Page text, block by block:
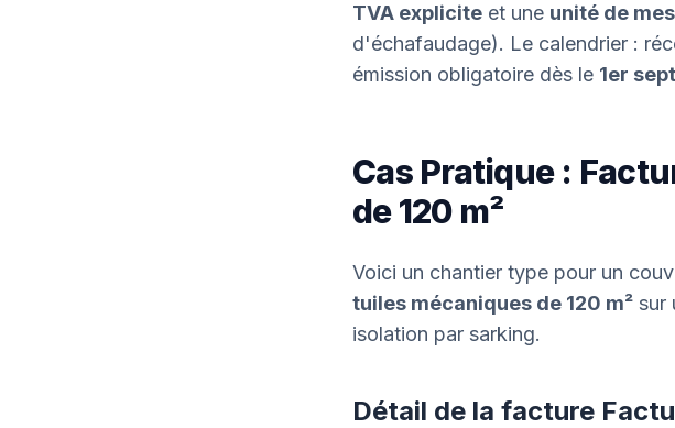
TVA explicite et une unité de
d'échafaudage). Le calendrier :
émission obligatoire dès le 1er
Cas Pratique :
de 120 m²
Voici un chantier type pour un
tuiles mécaniques de 120 m² sur
isolation par sarking.
Détail de la facture